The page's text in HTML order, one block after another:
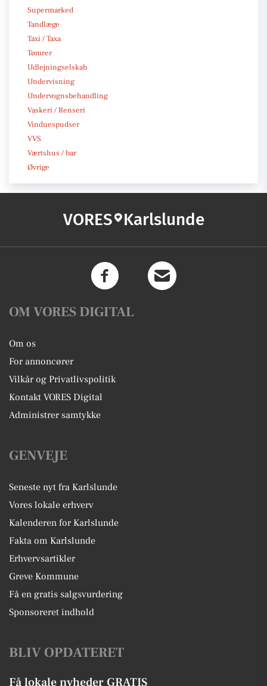
Supermarked
Tandlæge
Taxi / Taxa
Tømrer
Udlejningselskab
Undervisning
Undervognsbehandling
Vaskeri / Renseri
Vinduespudser
VVS
Værtshus / bar
Øvrige
VORES Karlslunde
OM VORES DIGITAL
Om os
For annoncører
Vilkår og Privatlivspolitik
Kontakt VORES Digital
Administrer samtykke
GENVEJE
Seneste nyt fra Karlslunde
Vores lokale erhverv
Kalenderen for Karlslunde
Fakta om Karlslunde
Erhvervsartikler
Greve Kommune
Få en gratis salgsvurdering
Sponsoreret indhold
BLIV OPDATERET
Få lokale nyheder GRATIS